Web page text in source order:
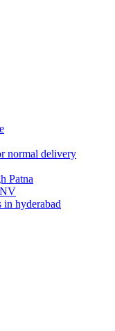
normal delivery
Patna
NV
in hyderabad